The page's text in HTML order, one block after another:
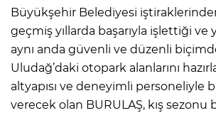
Büyükşehir Belediyesi
geçmiş yıllarda başarıyla işlettiği ve
aynı anda güvenli ve düzenli
Uludağ’daki otopark alanlarını
altyapısı ve deneyimli personeliyle
verecek olan BURULAŞ, kış sezonu